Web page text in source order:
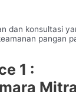
dan konsultasi
pangan
1 :